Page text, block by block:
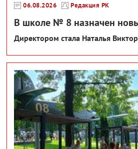
06.08.2026 Редакция РК
В школе № 8 назначен
Директором стала Наталья